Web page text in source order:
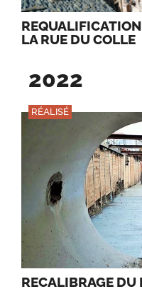
LA RUE DU COLLE
2022
RÉALISÉ
RECALIBRAGE DU